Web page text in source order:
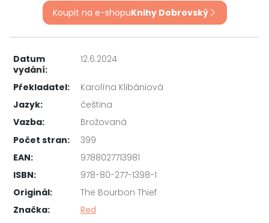
Koupit na e-shopuKnihy Dobrovský
Datum
vydání:
12.6.2024
Překladatel:
Karolína Klibániová
Jazyk:
čeština
Vazba:
Brožovaná
Počet stran:
399
EAN:
9788027713981
ISBN:
978-80-277-1398-1
Originál:
The Bourbon Thief
Značka:
Red